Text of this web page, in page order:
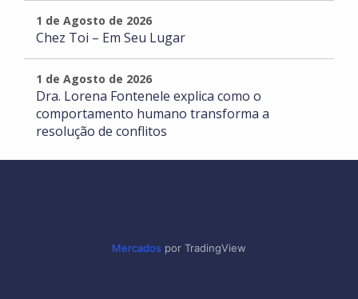
1 de Agosto de 2026
Chez Toi – Em Seu Lugar
1 de Agosto de 2026
Dra. Lorena Fontenele explica como o
comportamento humano transforma a
resolução de conflitos
Mercados por TradingView